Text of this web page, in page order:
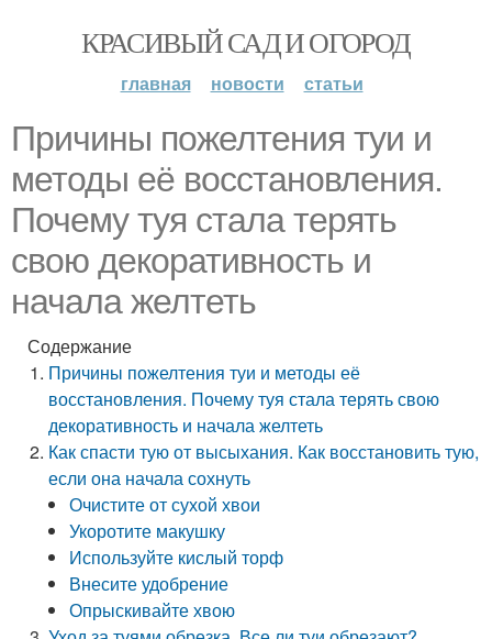
КРАСИВЫЙ САД И ОГОРОД
главная новости статьи
Причины пожелтения туи и
методы её восстановления.
Почему туя стала терять
свою декоративность и
начала желтеть
Содержание
Причины пожелтения туи и методы её
восстановления. Почему туя стала терять свою
декоративность и начала желтеть
Как спасти тую от высыхания. Как восстановить тую,
если она начала сохнуть
Очистите от сухой хвои
Укоротите макушку
Используйте кислый торф
Внесите удобрение
Опрыскивайте хвою